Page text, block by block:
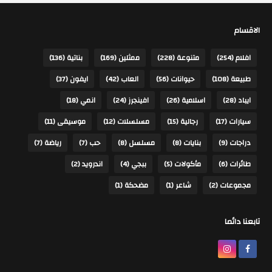
الاقسام
افلام(254) متنوعة(228) ممثلين(169) بناتية(136)
طبيعة(108) حيوانات(56) العاب(42) ايفون(37)
ايباد(28) اسلامية(26) افينجرز(24) انمي(18)
سيارات(17) رجالية(15) مسلسلات(12) موسيقى(11)
دراجات(9) بنايات(8) مسلسل(8) حب(7) رياضة(7)
طائرات(6) مأكولات(5) ببجي(4) اندرويد(2)
مجموعات(2) شاعر(1) مضحكة(1)
تابعنا دائما